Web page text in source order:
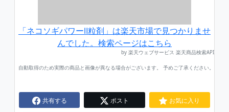
「ネコソギパワーⅡ粒剤」は楽天市場で見つかりませ
んでした。検索ページはこちら
by 楽天ウェブサービス 楽天商品検索API
自動取得のため実際の商品と画像が異なる場合がございます。 予めご了承ください。
共有する ポスト お気に入り